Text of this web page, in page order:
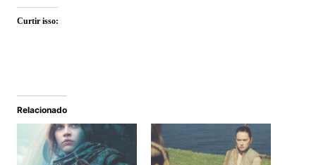
Curtir isso:
Relacionado